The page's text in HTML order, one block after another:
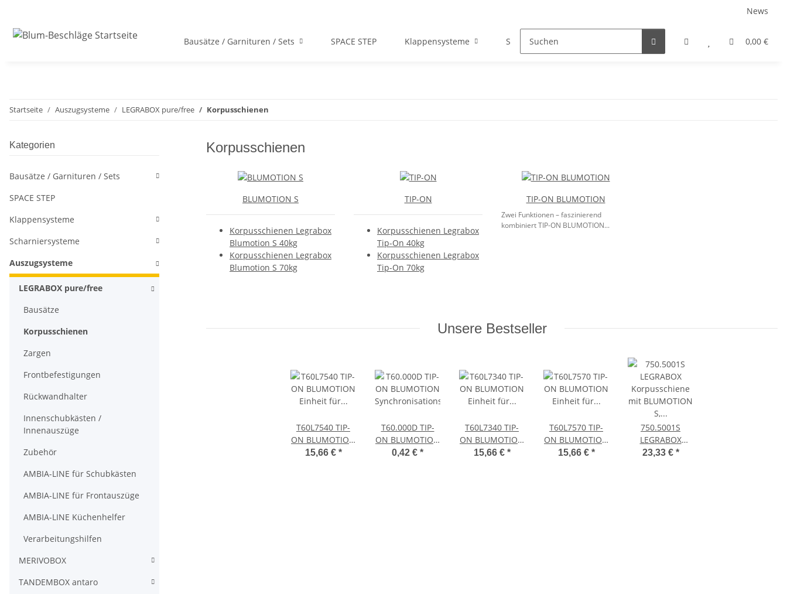
News
0,00 €
Bausätze / Garnituren / Sets SPACE STEP Klappensysteme Scharniersysteme Auszugsysteme
Startseite Auszugsysteme LEGRABOX pure/free Korpusschienen
Korpusschienen
BLUMOTION S
Korpusschienen Legrabox
Blumotion S 40kg
Korpusschienen Legrabox
Blumotion S 70kg
TIP-ON
Korpusschienen Legrabox
Tip-On 40kg
Korpusschienen Legrabox
Tip-On 70kg
TIP-ON BLUMOTION
Zwei Funktionen – faszinierend
kombiniert TIP-ON BLUMOTION...
Unsere Bestseller
T60L7540 TIP-
ON BLUMOTION
Einheit für
15,66 € *
T60.000D TIP-
ON BLUMOTION
Synchronisationsadapter
0,42 € *
T60L7340 TIP-
ON BLUMOTION
Einheit für
15,66 € *
T60L7570 TIP-
ON BLUMOTION
Einheit für
15,66 € *
750.5001S
LEGRABOX
Korpusschiene
23,33 € *
Kategorien
Bausätze / Garnituren / Sets
SPACE STEP
Klappensysteme
Scharniersysteme
Auszugsysteme
LEGRABOX pure/free
Bausätze
Korpusschienen
Zargen
Frontbefestigungen
Rückwandhalter
Innenschubkästen /
Innenauszüge
Zubehör
AMBIA-LINE für Schubkästen
AMBIA-LINE für Frontauszüge
AMBIA-LINE Küchenhelfer
Verarbeitungshilfen
MERIVOBOX
TANDEMBOX antaro